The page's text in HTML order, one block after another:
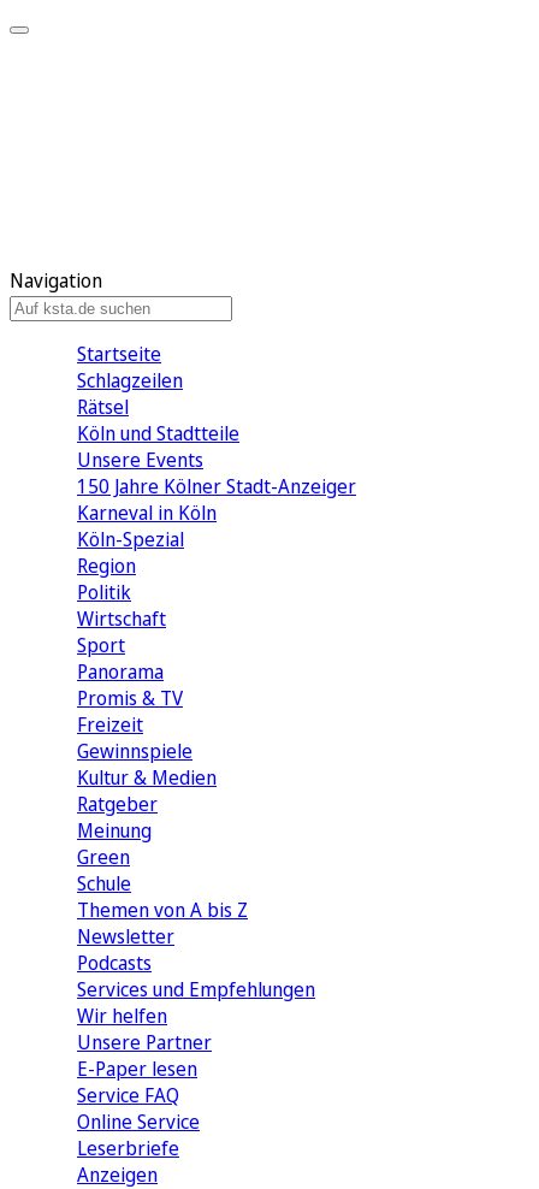
Navigation
Startseite
Schlagzeilen
Rätsel
Köln und Stadtteile
Unsere Events
150 Jahre Kölner Stadt-Anzeiger
Karneval in Köln
Köln-Spezial
Region
Politik
Wirtschaft
Sport
Panorama
Promis & TV
Freizeit
Gewinnspiele
Kultur & Medien
Ratgeber
Meinung
Green
Schule
Themen von A bis Z
Newsletter
Podcasts
Services und Empfehlungen
Wir helfen
Unsere Partner
E-Paper lesen
Service FAQ
Online Service
Leserbriefe
Anzeigen